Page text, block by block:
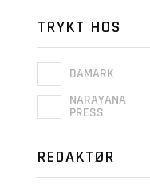
TRYKT HOS
DAMARK
NARAYANA
PRESS
REDAKTØR